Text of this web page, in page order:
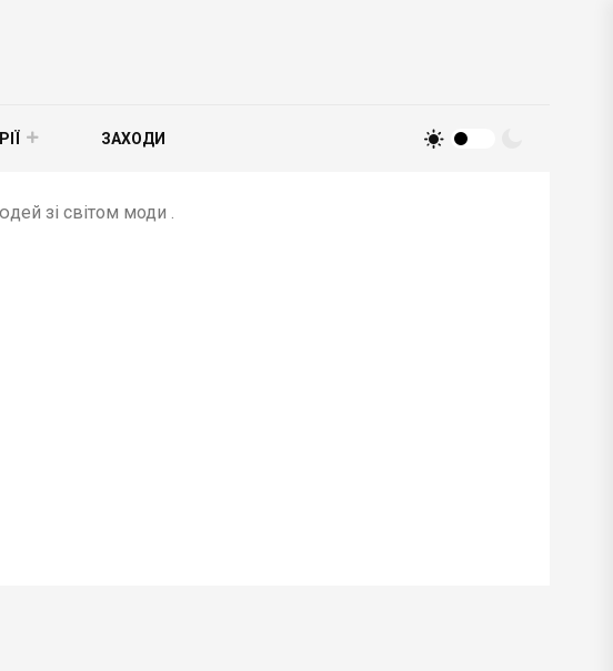
ЗАХОДИ
зі світом моди .